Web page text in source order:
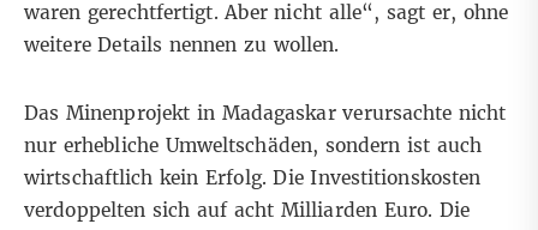
waren gerechtfertigt. Aber nicht alle“, sagt er, ohne
weitere Details nennen zu wollen.
Das Minenprojekt in Madagaskar verursachte nicht
nur erhebliche Umweltschäden, sondern ist auch
wirtschaftlich kein Erfolg. Die Investitionskosten
verdoppelten sich auf acht Milliarden Euro. Die